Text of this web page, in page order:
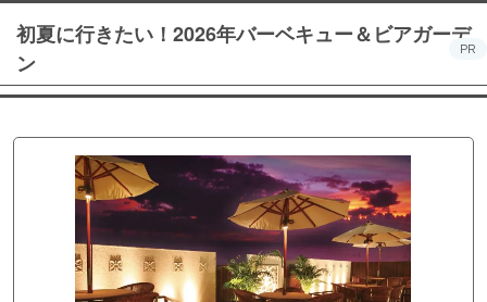
初夏に行きたい！2026年バーベキュー＆ビアガーデ
ン
PR